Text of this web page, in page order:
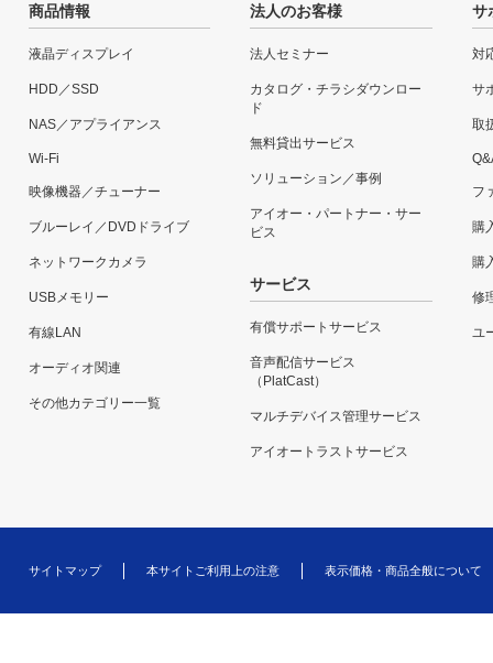
商品情報
液晶ディスプレイ
HDD／SSD
NAS／アプライアンス
Wi-Fi
映像機器／チューナー
ブルーレイ／DVDドライブ
ネットワークカメラ
USBメモリー
有線LAN
オーディオ関連
その他カテゴリー一覧
法人のお客様
法人セミナー
カタログ・チラシダウンロー
ド
無料貸出サービス
ソリューション／事例
アイオー・パートナー・サー
ビス
サービス
有償サポートサービス
音声配信サービス
（PlatCast）
マルチデバイス管理サービス
アイオートラストサービス
サ
対
サ
取
フ
購
購
修
ユ
サイトマップ 本サイトご利用上の注意 表示価格・商品全般について